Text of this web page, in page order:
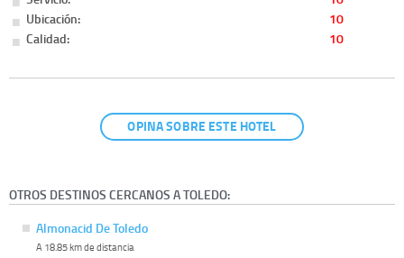
Ubicación:
10
Calidad:
10
OPINA SOBRE ESTE HOTEL
OTROS DESTINOS CERCANOS A TOLEDO:
Almonacid De Toledo
A 18.85 km de distancia